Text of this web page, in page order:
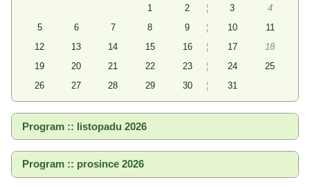
1 2 ¦ 3
4
5
6 7 8 9 ¦ 10
11
12
13 14 15 16 ¦ 17
18
19
20 21 22 23 ¦ 24
25
26
27 28 29 30 ¦ 31
Program :: listopadu 2026
Program :: prosince 2026